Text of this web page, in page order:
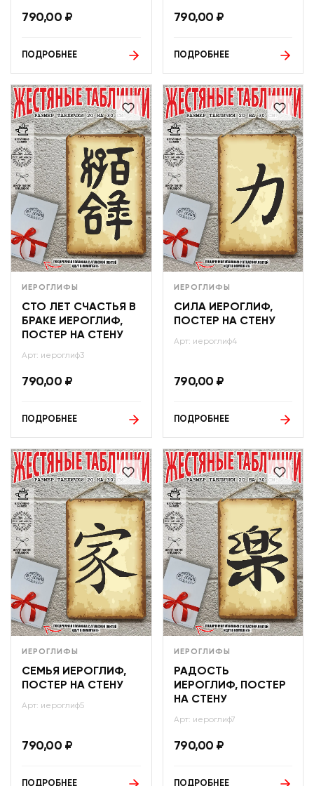
790,00 ₽
ПОДРОБНЕЕ
790,00 ₽
ПОДРОБНЕЕ
ИЕРОГЛИФЫ
СТО ЛЕТ СЧАСТЬЯ В
БРАКЕ ИЕРОГЛИФ,
ПОСТЕР НА СТЕНУ
Арт: иероглиф3
790,00 ₽
ПОДРОБНЕЕ
ИЕРОГЛИФЫ
СИЛА ИЕРОГЛИФ,
ПОСТЕР НА СТЕНУ
Арт: иероглиф4
790,00 ₽
ПОДРОБНЕЕ
ИЕРОГЛИФЫ
СЕМЬЯ ИЕРОГЛИФ,
ПОСТЕР НА СТЕНУ
Арт: иероглиф5
790,00 ₽
ПОДРОБНЕЕ
ИЕРОГЛИФЫ
РАДОСТЬ
ИЕРОГЛИФ, ПОСТЕР
НА СТЕНУ
Арт: иероглиф7
790,00 ₽
ПОДРОБНЕЕ